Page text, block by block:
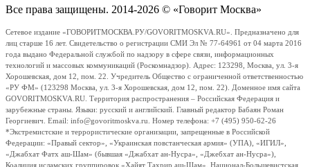
Все права защищены. 2014-2026 © «Говорит Москва»
Сетевое издание «ГОВОРИТМОСКВА.РУ/GOVORITMOSKVA.RU». Предназначено для
лиц старше 16 лет. Свидетельство о регистрации СМИ Эл № 77-64961 от 04 марта 2016
года выдано Федеральной службой по надзору в сфере связи, информационных
технологий и массовых коммуникаций (Роскомнадзор). Адрес: 123298, Москва, ул. 3-я
Хорошевская, дом 12, пом. 22. Учредитель Общество с ограниченной ответственностью
«РУ ФМ» (123298 Москва, ул. 3-я Хорошевская, дом 12, пом. 22). Доменное имя сайта
GOVORITMOSKVA.RU. Территория распространения – Российская Федерация и
зарубежные страны. Языки: русский и английский. Главный редактор Бабаян Роман
Георгиевич. Email: info@govoritmoskva.ru. Номер телефона: +7 (495) 950-62-26
*Экстремистские и террористические организации, запрещенные в Российской
Федерации: «Правый сектор», «Украинская повстанческая армия» (УПА), «ИГИЛ»,
«Джабхат Фатх аш-Шам» (бывшая «Джабхат ан-Нусра», «Джебхат ан-Нусра»),
Коалиция исламских группировок «Хайят Тахрир аш-Шам», Национал-Большевистская